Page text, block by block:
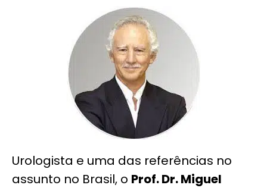
Urologista e uma das referências no
assunto no Brasil, o Prof. Dr. Miguel